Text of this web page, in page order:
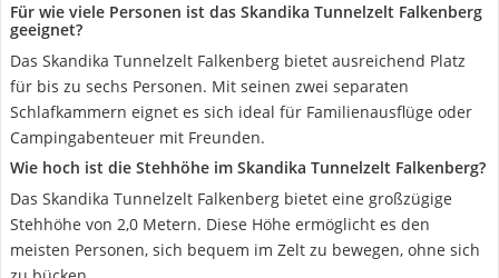
Für wie viele Personen ist das Skandika Tunnelzelt Falkenberg
geeignet?
Das Skandika Tunnelzelt Falkenberg bietet ausreichend Platz
für bis zu sechs Personen. Mit seinen zwei separaten
Schlafkammern eignet es sich ideal für Familienausflüge oder
Campingabenteuer mit Freunden.
Wie hoch ist die Stehhöhe im Skandika Tunnelzelt Falkenberg?
Das Skandika Tunnelzelt Falkenberg bietet eine großzügige
Stehhöhe von 2,0 Metern. Diese Höhe ermöglicht es den
meisten Personen, sich bequem im Zelt zu bewegen, ohne sich